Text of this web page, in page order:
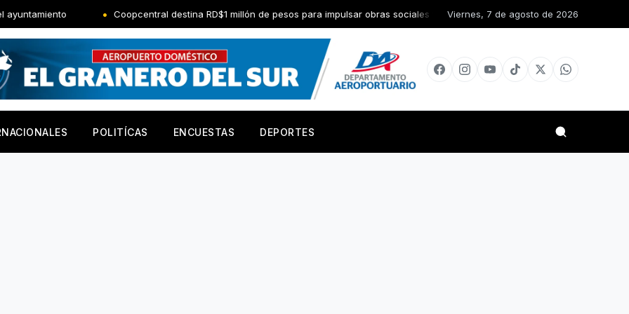
Coopcentral destina RD$1 millón de pesos para impulsar obras sociales y de infraestructura en la Diócesis de San Juan de la
Viernes, 7 de agosto de 2026
POLITÍCAS ENCUESTAS DEPORTES